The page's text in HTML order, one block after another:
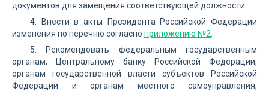
документов для замещения соответствующей должности.
4. Внести в акты Президента Российской Федерации
изменения по перечню согласно приложению №2
5. Рекомендовать федеральным государственным
органам, Центральному банку Российской Федерации,
органам государственной власти субъектов Российской
Федерации и органам местного самоуправления,